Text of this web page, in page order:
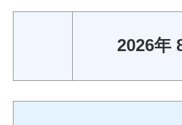
2026年